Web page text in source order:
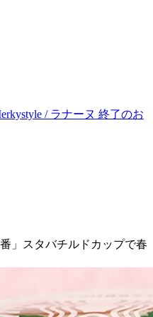
/ ラナーヌ 終了のお
」スタバチルドカップで春